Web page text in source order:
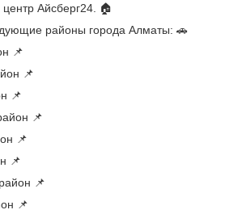
Айсберг24. 🏠
районы города Алматы: 🚗
📌
📌
📌
📌
📌
📌
📌
📌